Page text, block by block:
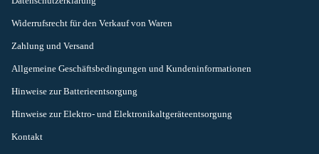
Widerrufsrecht für den Verkauf von Waren
Zahlung und Versand
Allgemeine Geschäftsbedingungen und Kundeninformationen
Hinweise zur Batterieentsorgung
Hinweise zur Elektro- und Elektronikaltgeräteentsorgung
Kontakt